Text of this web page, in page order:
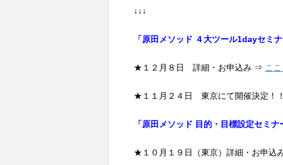
↓↓↓
「原田メソッド ４大ツール1dayセミナ
★１２月８日 詳細・お申込み ⇒ こ
★１１月２４日 東京にて開催決定！
「原田メソッド 目的・目標設定セミナ
★１０月１９日（東京）詳細・お申